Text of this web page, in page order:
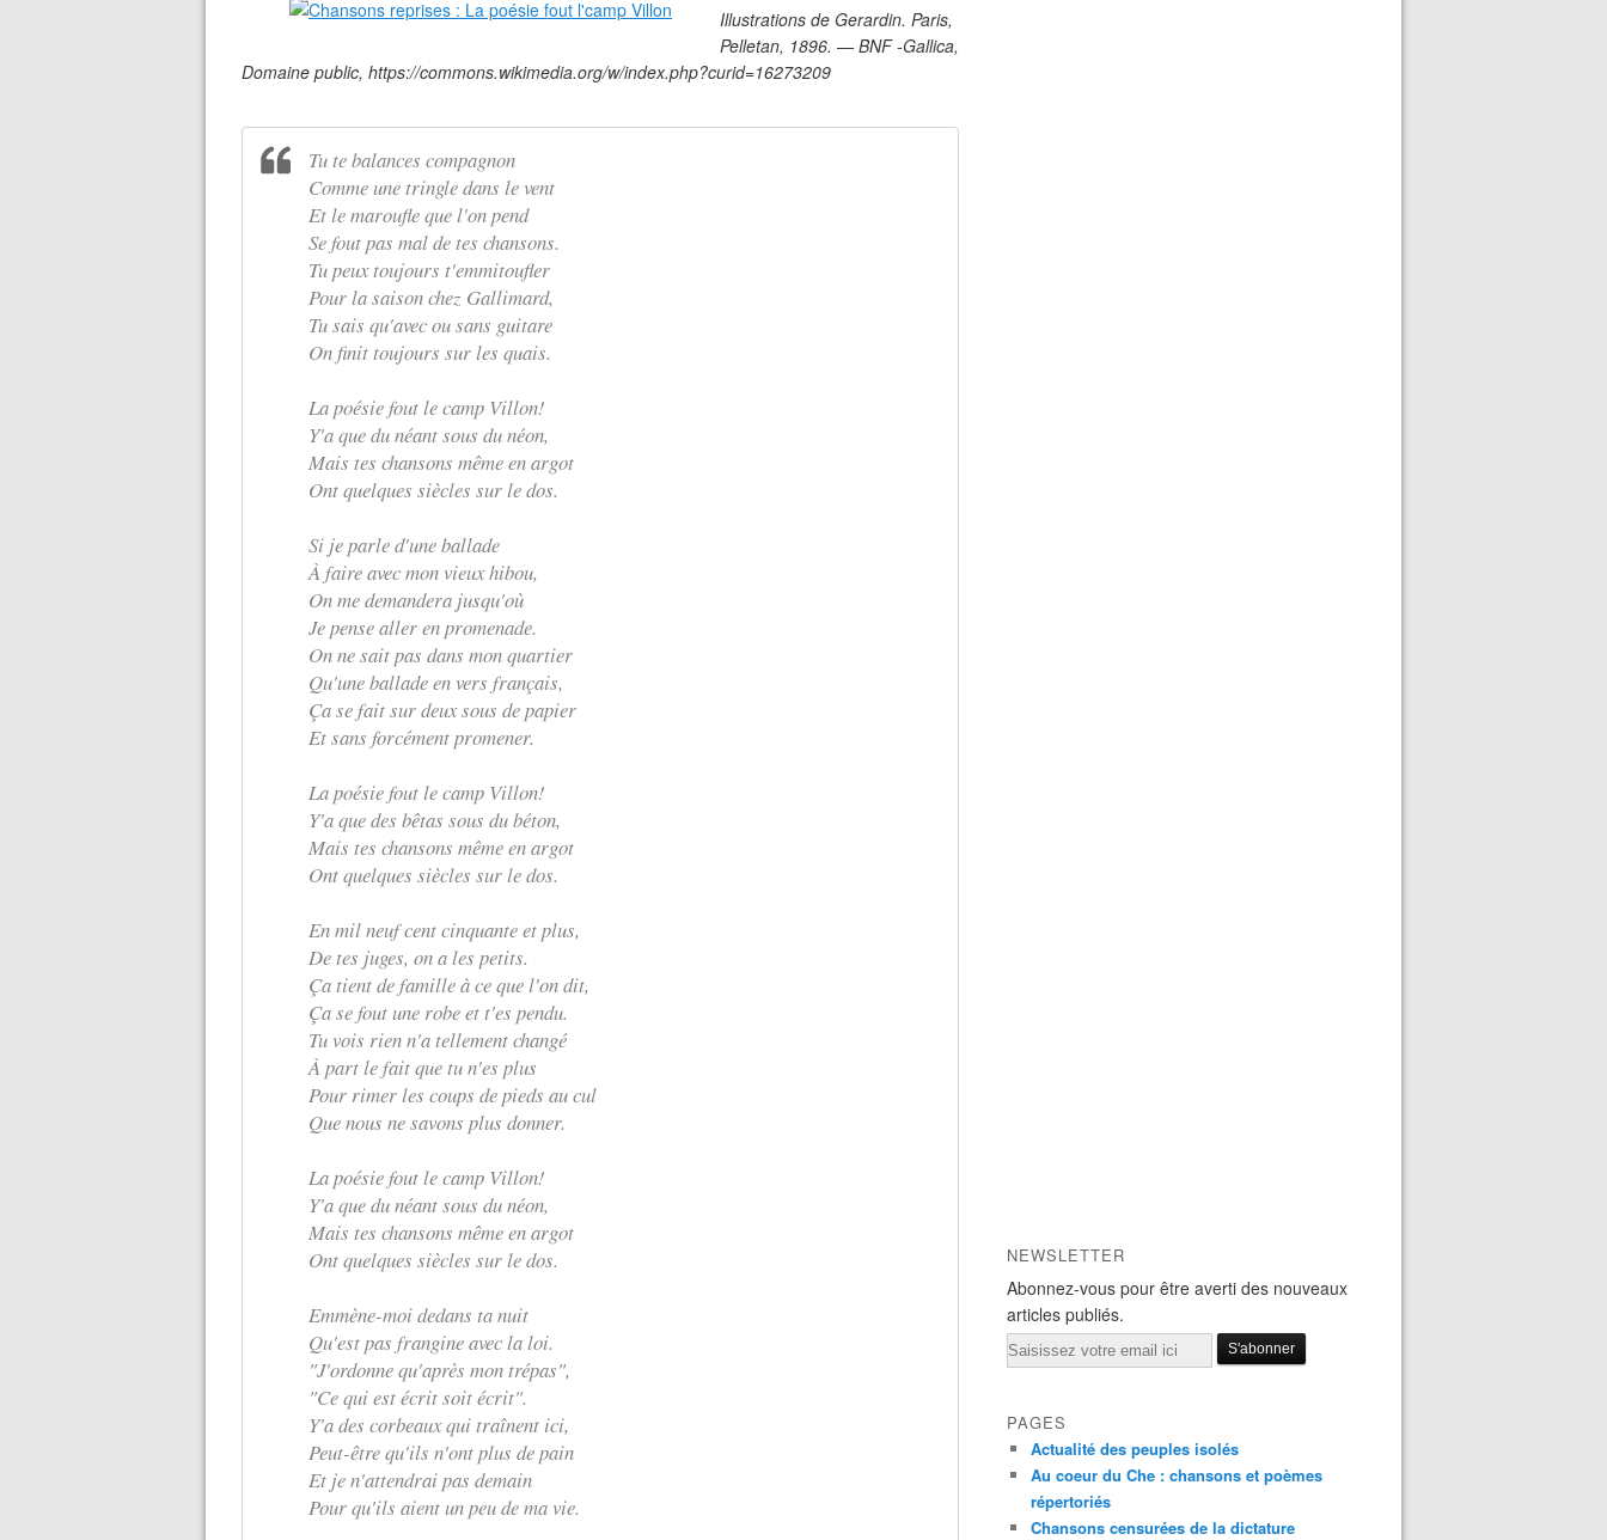
Illustrations de Gerardin. Paris,
Pelletan, 1896. — BNF -Gallica,
Domaine public, https://commons.wikimedia.org/w/index.php?curid=16273209
Tu te balances compagnon
Comme une tringle dans le vent
Et le maroufle que l'on pend
Se fout pas mal de tes chansons.
Tu peux toujours t'emmitoufler
Pour la saison chez Gallimard,
Tu sais qu'avec ou sans guitare
On finit toujours sur les quais.
La poésie fout le camp Villon!
Y'a que du néant sous du néon,
Mais tes chansons même en argot
Ont quelques siècles sur le dos.
Si je parle d'une ballade
À faire avec mon vieux hibou,
On me demandera jusqu'où
Je pense aller en promenade.
On ne sait pas dans mon quartier
Qu'une ballade en vers français,
Ça se fait sur deux sous de papier
Et sans forcément promener.
La poésie fout le camp Villon!
Y'a que des bêtas sous du béton,
Mais tes chansons même en argot
Ont quelques siècles sur le dos.
En mil neuf cent cinquante et plus,
De tes juges, on a les petits.
Ça tient de famille à ce que l'on dit,
Ça se fout une robe et t'es pendu.
Tu vois rien n'a tellement changé
À part le fait que tu n'es plus
Pour rimer les coups de pieds au cul
Que nous ne savons plus donner.
La poésie fout le camp Villon!
Y'a que du néant sous du néon,
Mais tes chansons même en argot
Ont quelques siècles sur le dos.
Emmène-moi dedans ta nuit
Qu'est pas frangine avec la loi.
"J'ordonne qu'après mon trépas",
"Ce qui est écrit soit écrit".
Y'a des corbeaux qui traînent ici,
Peut-être qu'ils n'ont plus de pain
Et je n'attendrai pas demain
Pour qu'ils aient un peu de ma vie.
NEWSLETTER
Abonnez-vous pour être averti des nouveaux
articles publiés.
Email
PAGES
Actualité des peuples isolés
Au coeur du Che : chansons et poèmes
répertoriés
Chansons censurées de la dictature